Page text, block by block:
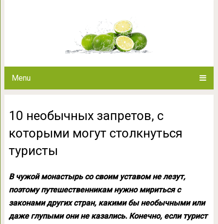
Menu
10 необычных запретов, с
которыми могут столкнуться
туристы
В чужой монастырь со своим уставом не лезут,
поэтому путешественникам нужно мириться с
законами других стран, какими бы необычными или
даже глупыми они не казались. Конечно, если турист